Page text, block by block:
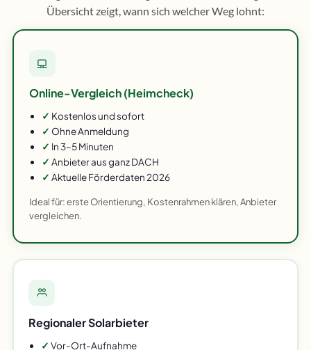
Übersicht zeigt, wann sich welcher Weg lohnt:
Online-Vergleich (Heimcheck)
✓ Kostenlos und sofort
✓ Ohne Anmeldung
✓ In 3–5 Minuten
✓ Anbieter aus ganz DACH
✓ Aktuelle Förderdaten 2026
Ideal für: erste Orientierung, Kostenrahmen klären, Anbieter
vergleichen.
Regionaler Solarbieter
✓ Vor-Ort-Aufnahme